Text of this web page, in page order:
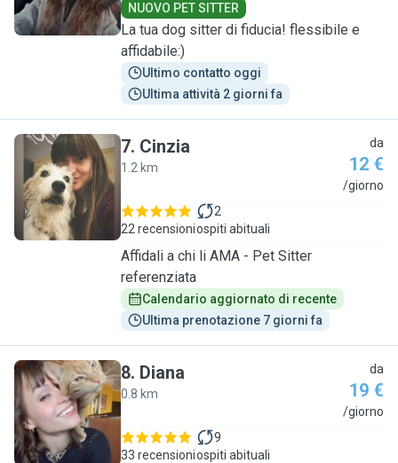
NUOVO PET SITTER
La tua dog sitter di fiducia! flessibile e
affidabile:)
Ultimo contatto oggi
Ultima attività 2 giorni fa
C
7. Cinzia
1.2 km
da
12 €
/giorno
22 recensioni
2
ospiti abituali
Affidali a chi li AMA - Pet Sitter
referenziata
Calendario aggiornato di recente
Ultima prenotazione 7 giorni fa
D
8. Diana
0.8 km
da
19 €
/giorno
33 recensioni
9
ospiti abituali